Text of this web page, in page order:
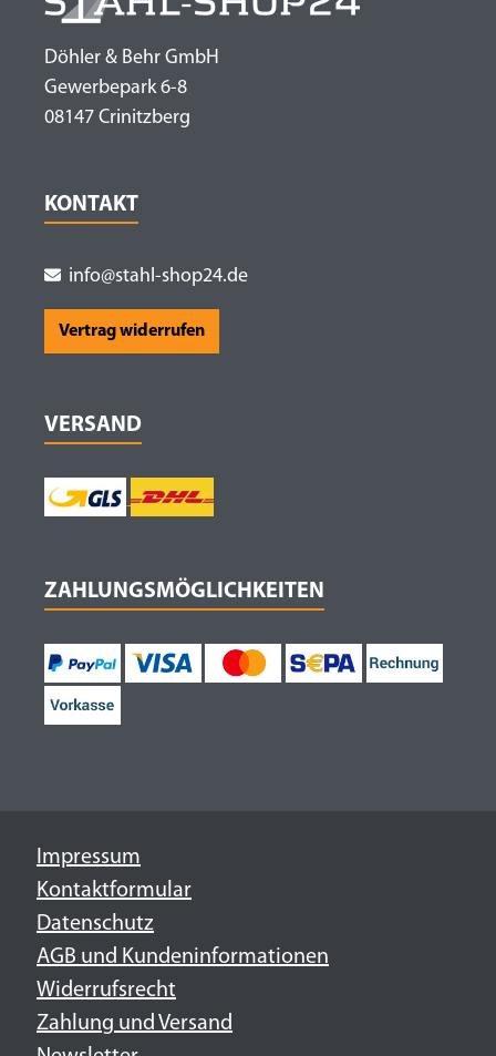
Döhler & Behr GmbH
Gewerbepark 6-8
08147 Crinitzberg
KONTAKT
info@stahl-shop24.de
Vertrag widerrufen
VERSAND
ZAHLUNGSMÖGLICHKEITEN
Impressum
Kontaktformular
Datenschutz
AGB und Kundeninformationen
Widerrufsrecht
Zahlung und Versand